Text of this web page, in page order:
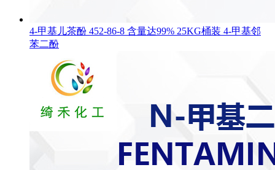
4-甲基儿茶酚 452-86-8 含量达99% 25KG桶装 4-甲基邻
苯二酚